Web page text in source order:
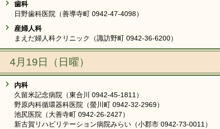
歯科
日野歯科医院（善導寺町 0942-47-4098）
産婦人科
まえだ婦人科クリニック（諏訪野町 0942-36-6200）
4月19日（日曜）
内科
久留米記念病院（東合川 0942-45-1811）
野原内科循環器科医院（螢川町 0942-32-2969）
池尻医院（大善寺町 0942-26-2427）
新古賀リハビリテーション病院みらい（小郡市 0942-73-0011）